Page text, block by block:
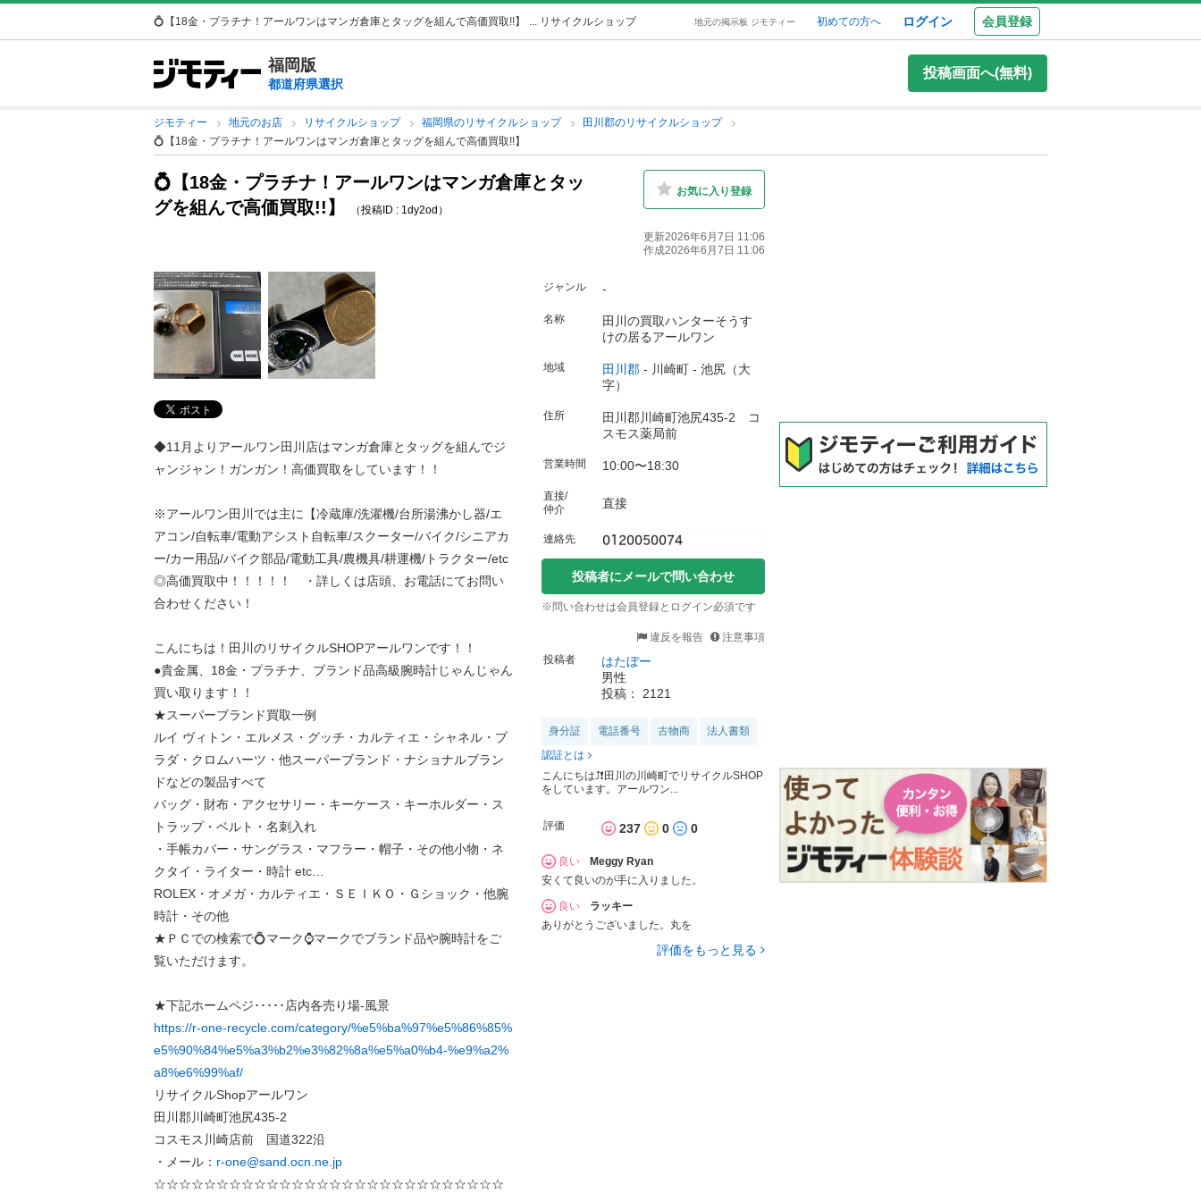
💍【18金・プラチナ！アールワンはマンガ倉庫とタッグを組んで高価買取!!】 ... リサイクルショップ 地元の掲示板 ジモティー 初めての方へ ログイン 会員登録
福岡版
都道府県選択
投稿画面へ(無料)
ジモティー 地元のお店 リサイクルショップ 福岡県のリサイクルショップ
田川郡のリサイクルショップ
💍【18金・プラチナ！アールワンはマンガ倉庫とタッグを組んで高価買取!!】
💍【18金・プラチナ！アールワンはマンガ倉庫とタッ
グを組んで高価買取!!】
（投稿ID : 1dy2od）
お気に入り登録
更新2026年6月7日 11:06
作成2026年6月7日 11:06
◆11月よりアールワン田川店はマンガ倉庫とタッグを組んでジ
ャンジャン！ガンガン！高価買取をしています！！
※アールワン田川では主に【冷蔵庫/洗濯機/台所湯沸かし器/エ
アコン/自転車/電動アシスト自転車/スクーター/バイク/シニアカ
ー/カー用品/バイク部品/電動工具/農機具/耕運機/トラクター/etc
◎高価買取中！！！！！ ・詳しくは店頭、お電話にてお問い
合わせください！
こんにちは！田川のリサイクルSHOPアールワンです！！
●貴金属、18金・プラチナ、ブランド品高級腕時計じゃんじゃん
買い取ります！！
★スーパーブランド買取一例
ルイ ヴィトン・エルメス・グッチ・カルティエ・シャネル・プ
ラダ・クロムハーツ・他スーパーブランド・ナショナルブラン
ドなどの製品すべて
バッグ・財布・アクセサリー・キーケース・キーホルダー・ス
トラップ・ベルト・名刺入れ
・手帳カバー・サングラス・マフラー・帽子・その他小物・ネ
クタイ・ライター・時計 etc…
ROLEX・オメガ・カルティエ・ＳＥＩＫＯ・Ｇショック・他腕
時計・その他
★ＰＣでの検索で💍マーク⌚マークでブランド品や腕時計をご
覧いただけます。
★下記ホームペジ･････店内各売り場-風景
https://r-one-recycle.com/category/%e5%ba%97%e5%86%85%
e5%90%84%e5%a3%b2%e3%82%8a%e5%a0%b4-%e9%a2%
a8%e6%99%af/
リサイクルShopアールワン
田川郡川崎町池尻435-2
コスモス川崎店前 国道322沿
・メール： r-one@sand.ocn.ne.jp
☆☆☆☆☆☆☆☆☆☆☆☆☆☆☆☆☆☆☆☆☆☆☆☆☆☆☆☆
ジャンル -
名称
田川の買取ハンターそうす
けの居るアールワン
地域 田川郡 - 川崎町 - 池尻（大
字）
住所
田川郡川崎町池尻435-2 コ
スモス薬局前
営業時間 10:00〜18:30
直接/
仲介
直接
連絡先
投稿者にメールで問い合わせ
※問い合わせは会員登録とログイン必須です
違反を報告
注意事項
投稿者
はたぼー
男性
投稿： 2121
身分証 電話番号 古物商
法人書類
認証とは
こんにちは⤴️❗️田川の川崎町でリサイクルSHOP
をしています。アールワン...
評価 237 0 0
良い
Meggy Ryan
安くて良いのが手に入りました。
良い
ラッキー
ありがとうございました。丸を
評価をもっと見る